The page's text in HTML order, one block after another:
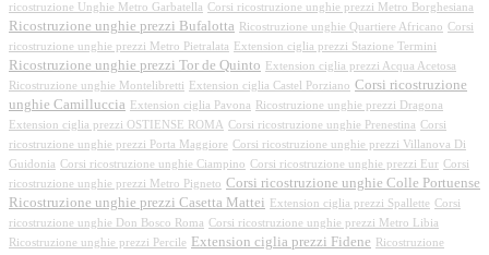
ricostruzione Unghie Metro Garbatella Corsi ricostruzione unghie prezzi Metro Borghesiana
Ricostruzione unghie prezzi Bufalotta Ricostruzione unghie Quartiere Africano Corsi
ricostruzione unghie prezzi Metro Pietralata
Extension ciglia prezzi Stazione Termini
Ricostruzione unghie prezzi Tor de Quinto
Extension ciglia prezzi Acqua Acetosa
Ricostruzione unghie Montelibretti
Extension ciglia Castel Porziano Corsi ricostruzione
unghie Camilluccia
Extension ciglia Pavona
Ricostruzione unghie prezzi Dragona
Extension ciglia prezzi OSTIENSE ROMA Corsi ricostruzione unghie Prenestina Corsi
ricostruzione unghie prezzi Porta Maggiore Corsi ricostruzione unghie prezzi Villanova Di
Guidonia Corsi ricostruzione unghie Ciampino Corsi ricostruzione unghie prezzi Eur Corsi
ricostruzione unghie prezzi Metro Pigneto Corsi ricostruzione unghie Colle Portuense
Ricostruzione unghie prezzi Casetta Mattei
Extension ciglia prezzi Spallette Corsi
ricostruzione unghie Don Bosco Roma Corsi ricostruzione unghie prezzi Metro Libia
Ricostruzione unghie prezzi Percile
Extension ciglia prezzi Fidene
Ricostruzione